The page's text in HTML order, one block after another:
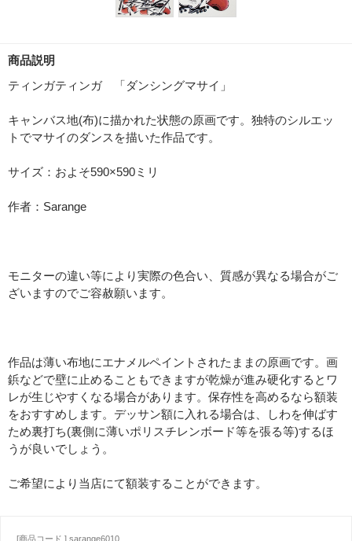
商品説明
ティンガティンガ 「ダンシングマサイ」
キャンバス地(布)に描かれた状態の原画です。独特のシルエッ
トでマサイのダンスを描いた作品です。
サイズ：およそ590×590ミリ
作者：Sarange
モニターの違い等により実際の色合い、質感が異なる場合がご
ざいますのでご容赦願います。
作品は薄い布地にエナメルペイントされたままの原画です。画
鋲などで壁に止めることもできますが乾燥が進み硬化するとワ
レが生じやすくなる場合があります。保存性を高めるなら額装
をおすすめします。デッサン額に入れる場合は、しわを伸ばす
ため裏打ち(裏側に薄いポリスチレンボード等を張る等)するほ
うが良いでしょう。
ご希望により当店にて額装することができます。
[商品コード ] sarange6010